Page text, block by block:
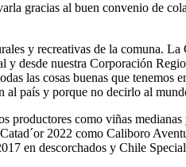
gracias al buen convenio de
y recreativas de la comuna.
desde nuestra Corporación
las cosas buenas que tenemos
al país y porque no decirlo al
como viñas
2022 como Caliboro
en descorchados y Chile